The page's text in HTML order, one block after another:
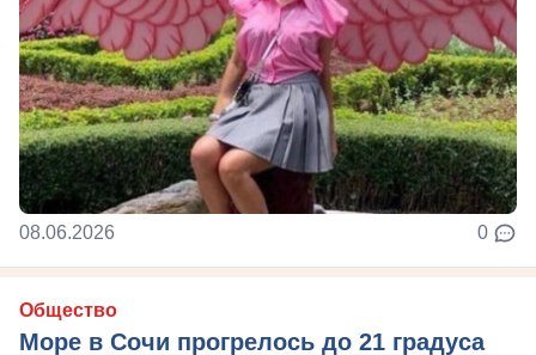
08.06.2026 0
Общество
Море в Сочи прогрелось до 21 градуса